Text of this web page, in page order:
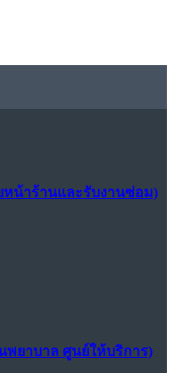
หน้าร้านและรับงานซ่อม)
พยาบาล ศูนย์ให้บริการ)